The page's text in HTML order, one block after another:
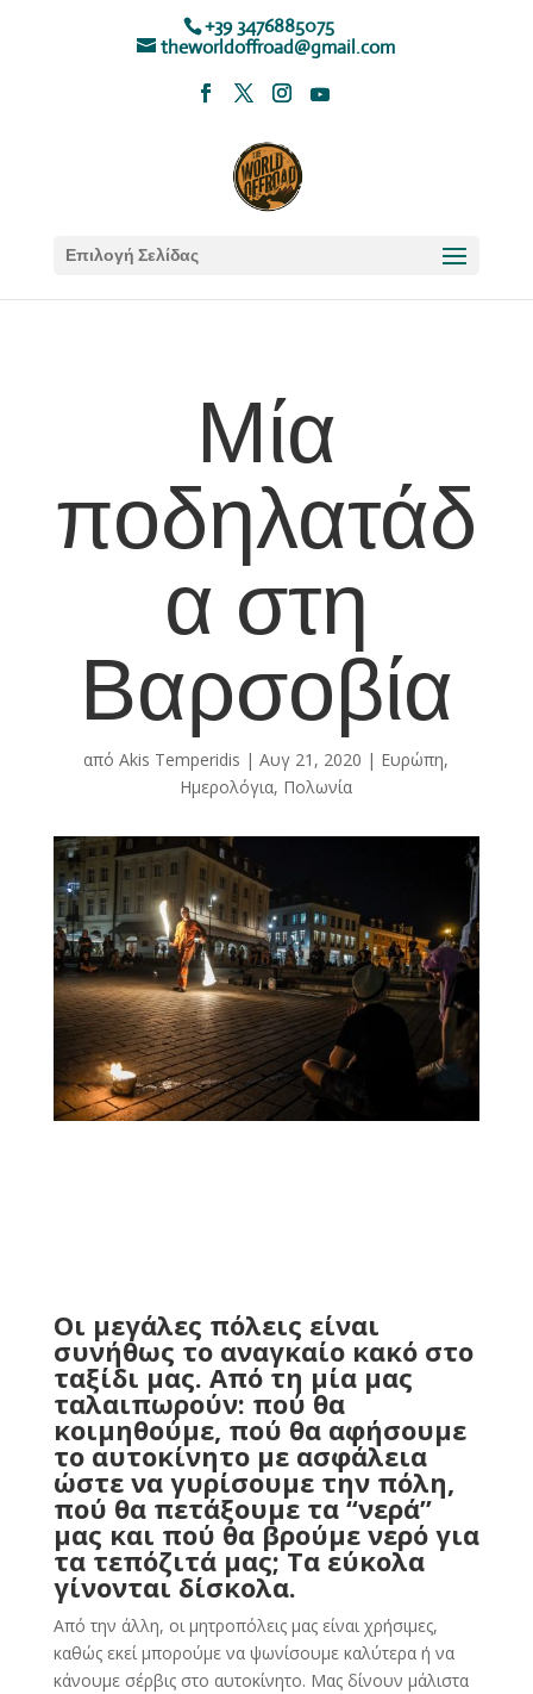
+39 3476885075
theworldoffroad@gmail.com
Επιλογή Σελίδας
Μία
ποδηλατάδ
α στη
Βαρσοβία
απόAkis Temperidis |Αυγ 21, 2020 | Ευρώπη,
Ημερολόγια, Πολωνία
Οι μεγάλες πόλεις είναι
συνήθως το αναγκαίο κακό στο
ταξίδι μας. Από τη μία μας
ταλαιπωρούν: πού θα
κοιμηθούμε, πού θα αφήσουμε
το αυτοκίνητο με ασφάλεια
ώστε να γυρίσουμε την πόλη,
πού θα πετάξουμε τα “νερά”
μας και πού θα βρούμε νερό για
τα τεπόζιτά μας; Τα εύκολα
γίνονται δίσκολα.
Από την άλλη, οι μητροπόλεις μας είναι χρήσιμες,
καθώς εκεί μπορούμε να ψωνίσουμε καλύτερα ή να
κάνουμε σέρβις στο αυτοκίνητο. Μας δίνουν μάλιστα